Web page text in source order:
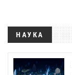
НАУКА